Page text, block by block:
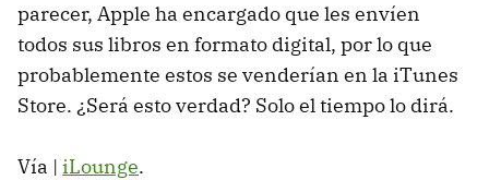
parecer, Apple ha encargado que les envíen
todos sus libros en formato digital, por lo que
probablemente estos se venderían en la iTunes
Store. ¿Será esto verdad? Solo el tiempo lo dirá.
Vía | iLounge.